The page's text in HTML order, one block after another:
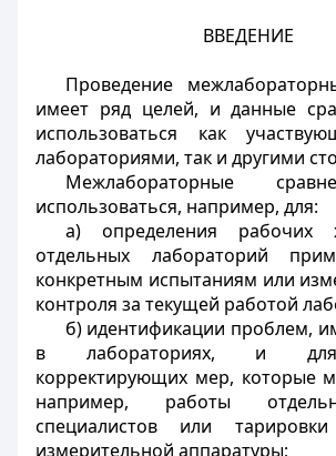
ВВЕДЕНИЕ
Проведение
имеет ряд целей, и данные
использоваться как
лабораториями, так и другими
Межлабораторные
использоваться, например, для:
а) определения рабочих
отдельных лабораторий
конкретным испытаниям или
контроля за текущей работой
б) идентификации проблем,
в лабораториях, и
корректирующих мер, которые
например, работы
специалистов или
измерительной аппаратуры;